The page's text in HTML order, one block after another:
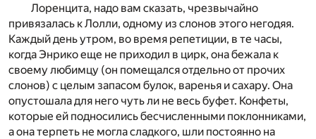
Лоренцита, надо вам сказать, чрезвычайно
привязалась к Лолли, одному из слонов этого негодяя.
Каждый день утром, во время репетиции, в те часы,
когда Энрико еще не приходил в цирк, она бежала к
своему любимцу (он помещался отдельно от прочих
слонов) с целым запасом булок, варенья и сахару. Она
опустошала для него чуть ли не весь буфет. Конфеты,
которые ей подносились бесчисленными поклонниками,
а она терпеть не могла сладкого, шли постоянно на